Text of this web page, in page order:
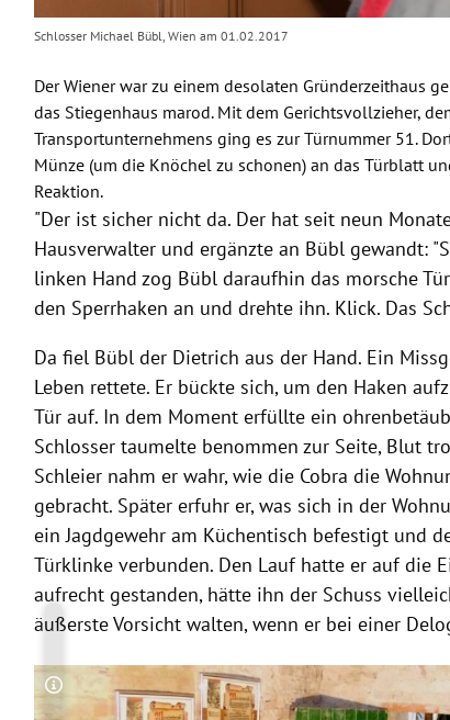
Schlosser Michael Bübl, Wien am 01.02.2017
Der Wiener war zu einem desolaten Gründerzeithaus
das Stiegenhaus marod. Mit dem Gerichtsvollzieher,
Transportunternehmens ging es zur Türnummer 51.
Münze (um die Knöchel zu schonen) an das Türblatt
Reaktion.
"Der ist sicher nicht da. Der hat seit neun
Hausverwalter und ergänzte an Bübl gewandt:
linken Hand zog Bübl daraufhin das morsche
den Sperrhaken an und drehte ihn. Klick. Das
Da fiel Bübl der Dietrich aus der Hand. Ein
Leben rettete. Er bückte sich, um den Haken
Tür auf. In dem Moment erfüllte ein
Schlosser taumelte benommen zur Seite, Blut
Schleier nahm er wahr, wie die Cobra die
gebracht. Später erfuhr er, was sich in der
ein Jagdgewehr am Küchentisch befestigt und
Türklinke verbunden. Den Lauf hatte er auf die
aufrecht gestanden, hätte ihn der Schuss
äußerste Vorsicht walten, wenn er bei einer
Copyright-Hinweis öffnen/schließen